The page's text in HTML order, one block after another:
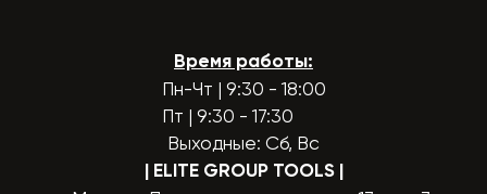
Время работы:
Пн-Чт | 9:30 - 18:00
Пт | 9:30 - 17:30
Выходные: Сб, Вс
| ELITE GROUP TOOLS |